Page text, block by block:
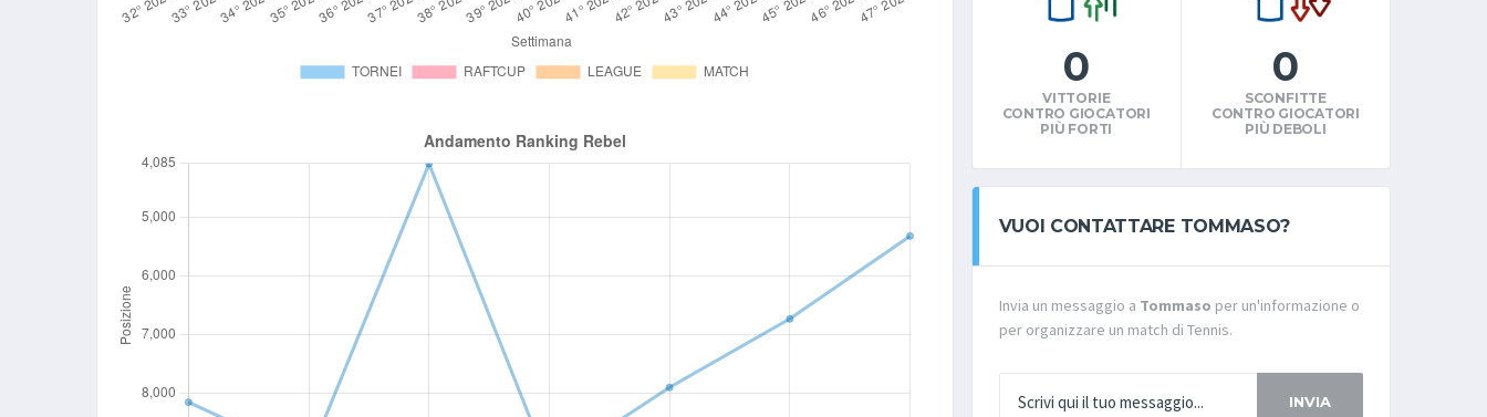
0
VITTORIE
CONTRO GIOCATORI
PIÙ FORTI
0
SCONFITTE
CONTRO GIOCATORI
PIÙ DEBOLI
VUOI CONTATTARE TOMMASO?
Invia un messaggio a Tommaso per un'informazione o
per organizzare un match di Tennis.
INVIA